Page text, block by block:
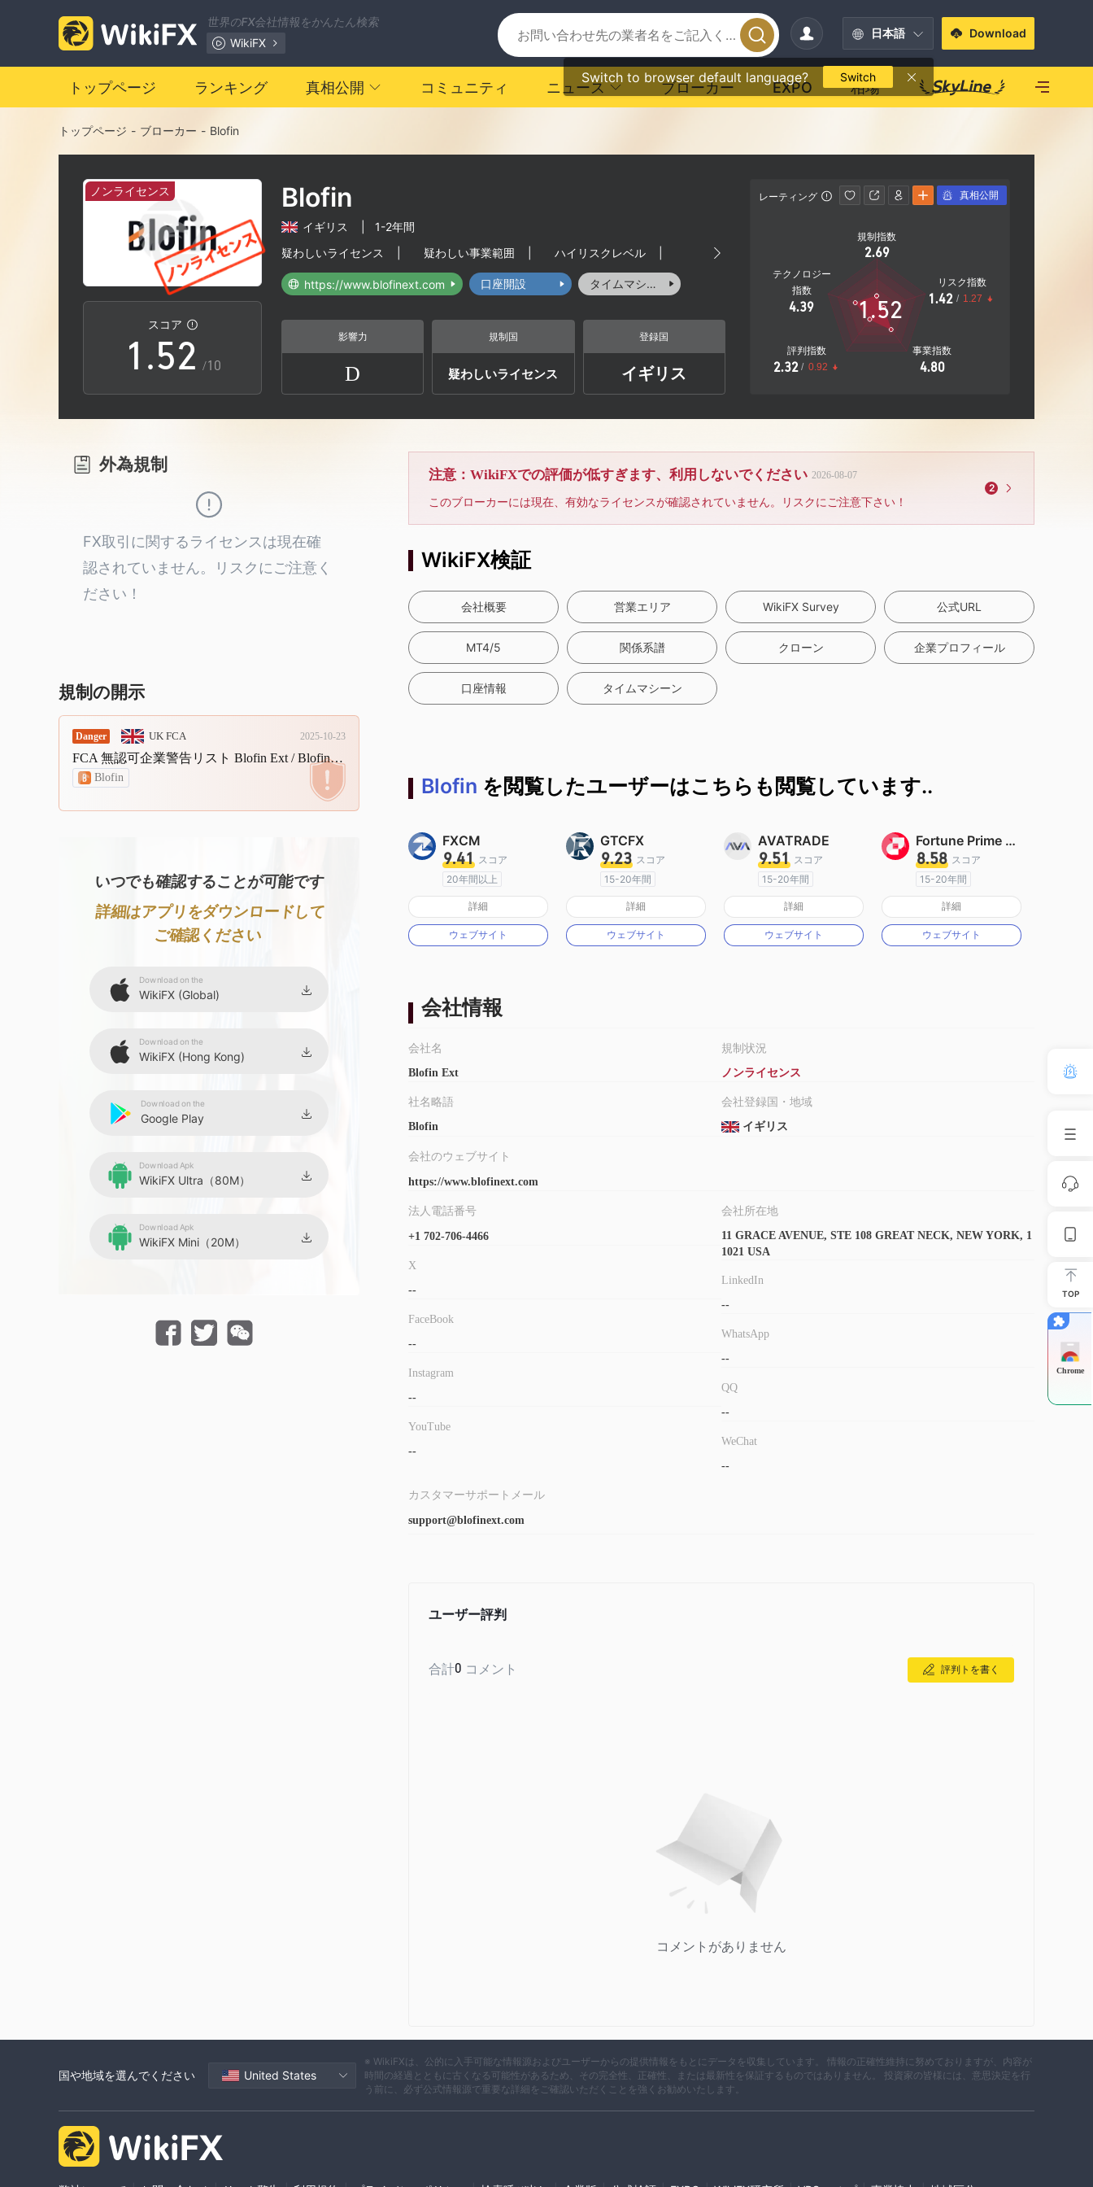
世界のFX会社情報をかんたん検索
WikiFX
日本語
Switch to browser default language? Switch
Download
トップページ ランキング 真相公開 コミュニティ ニュース ブローカー EXPO 相場
トップページ - ブローカー - Blofin
ノンライセンス
スコア
0
1
2
3
5
6
8
9
.
0
1
2
3
4
5
6
7
9
0
1
2
3
5
6
7
/10
Blofin
イギリス
1-2年間
疑わしいライセンス
疑わしい事業範囲 ハイリスクレベル
https://www.blofinext.com 口座開設 タイムマシーン
影響力
D
規制国
疑わしいライセンス
登録国
イギリス
レーティング
規制指数
2.69
テクノロジー
指数
4.39
評判指数
2.32 / 0.92
事業指数
4.80
リスク指数
1.42 / 1.27
1.52
真相公開
外為規制
FX取引に関するライセンスは現在確
認されていません。リスクにご注意く
ださい！
規制の開示
Danger UK FCA 2025-10-23
FCA 無認可企業警告リスト Blofin Ext / Blofinext.
Blofin
いつでも確認することが可能です
詳細はアプリをダウンロードして
ご確認ください
Download on the
WikiFX (Global)
Download on the
WikiFX (Hong Kong)
Download on the
Google Play
Download Apk
WikiFX Ultra（80M）
Download Apk
WikiFX Mini（20M）
注意：WikiFXでの評価が低すぎます、利用しないでください 2026-08-07
このブローカーには現在、有効なライセンスが確認されていません。リスクにご注意下さい！
2
WikiFX検証
会社概要 営業エリア WikiFX Survey 公式URL
MT4/5 関係系譜 クローン 企業プロフィール
口座情報 タイムマシーン
Blofin を閲覧したユーザーはこちらも閲覧しています..
FXCM
9.41 スコア
20年間以上
オーストラリア規制
マーケットメイキングライセンス（MM）
詳細
ウェブサイト
GTCFX
9.23 スコア
15-20年間
イギリス規制
マーケットメイキングライセンス（MM）
詳細
ウェブサイト
AVATRADE
9.51 スコア
15-20年間
オーストラリア規制
マーケットメイキングライセンス（MM）
詳細
ウェブサイト
Fortune Prime Global
8.58 スコア
15-20年間
オーストラリア規制
マーケットメイキングライセンス（MM）
詳細
ウェブサイト
会社情報
会社名
Blofin Ext
社名略語
Blofin
規制状況
ノンライセンス
会社登録国・地域
イギリス
会社のウェブサイト
https://www.blofinext.com
法人電話番号
+1 702-706-4466
X
--
FaceBook
--
Instagram
--
YouTube
--
会社所在地
11 GRACE AVENUE, STE 108 GREAT NECK, NEW YORK, 1
1021 USA
LinkedIn
--
WhatsApp
--
QQ
--
WeChat
--
カスタマーサポートメール
support@blofinext.com
ユーザー評判
合計0 コメント 評判トを書く
コメントがありません
TOP
Chrome
国や地域を選んでください United States
※ WikiFXは、公的に入手可能な情報源およびユーザーからの提供情報をもとにデータを収集しています。 情報の正確性維持に努めておりますが、内容が
時間の経過とともに古くなる可能性があるため、その完全性、正確性、または最新性を保証するものではありません。 投資家の皆様には、意思決定を行
う前に、必ず公式情報源で重要な詳細をご確認いただくことを強くお勧めいたします。